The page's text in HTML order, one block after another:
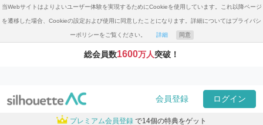
当Webサイトはよりよいユーザー体験を実現するためにCookieを使用しています。これ以降ページ
を遷移した場合、Cookieの設定および使用に同意したことになります。詳細についてはプライバシ
ーポリシーをご覧ください。 詳細 同意
総会員数1600万人突破！
会員登録 ログイン
プレミアム会員登録 で14個の特典をゲット